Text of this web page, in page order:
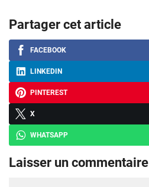
Partager cet article
FACEBOOK
LINKEDIN
PINTEREST
X
WHATSAPP
Laisser un commentaire